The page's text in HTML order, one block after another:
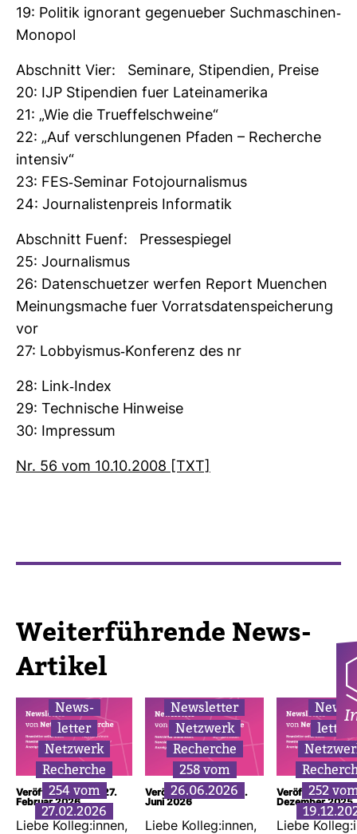
19: Politik igno­rant gege­nu­eber Such­ma­schinen-​
Monopol
Abschnitt Vier: Semi­nare, Sti­pen­dien, Preise
20: IJP Sti­pen­dien fuer Latein­ame­rika
21: „Wie die Tru­ef­fel­schweine“
22: „Auf ver­schlun­genen Pfaden – Recherche
intensiv“
23: FES-​Seminar Foto­jour­na­lismus
24: Jour­na­lis­ten­preis Infor­matik
Abschnitt Fuenf: Pres­se­spiegel
25: Jour­na­lismus
26: Daten­schuetzer werfen Report Muen­chen
Mei­nungs­mache fuer Vor­rats­da­ten­spei­che­rung
vor
27: Lob­by­ismus-​Kon­fe­renz des nr
28: Link-​Index
29: Tech­ni­sche Hin­weise
30: Impressum
Nr. 56 vom 10.10.2008 [TXT]
Wei­ter­füh­rende News-​
Artikel
News­
letter
Netz­werk
Recherche
254 vom
27.02.2026
Veröffentlicht am: 27.
Februar 2026
Liebe Kolleg:innen,
News­letter
Netz­werk
Recherche
258 vom
26.06.2026
Veröffentlicht am: 26.
Juni 2026
Liebe Kolleg:innen,
News­
letter
252
Veröffentlicht
Dezember 2025
Liebe